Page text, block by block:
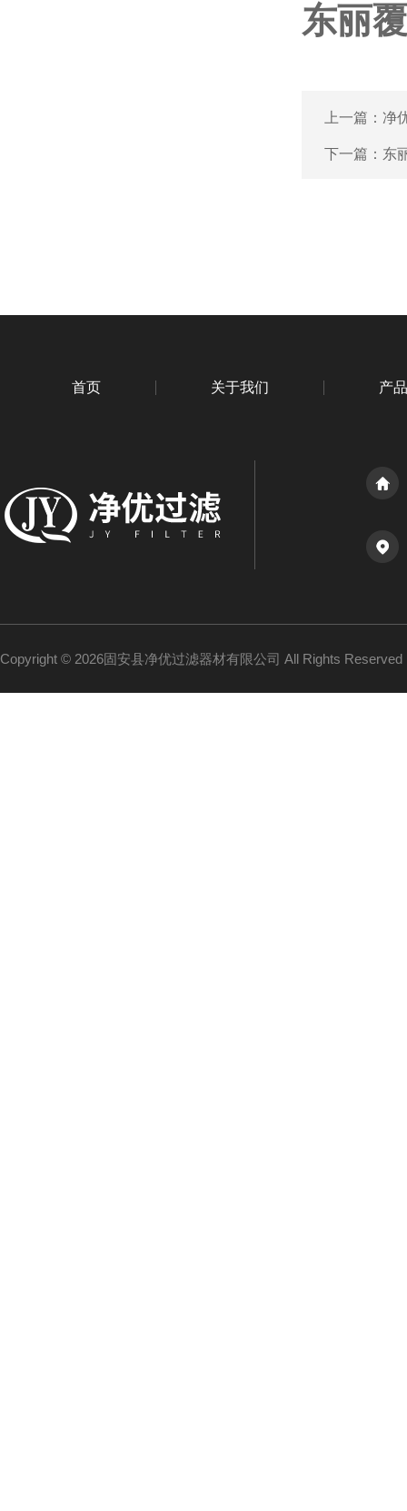
东丽
上一篇： 净
下一篇： 东
首页 关于我们 产
Copyright © 2026固安县净优过滤器材有限公司 All Rights